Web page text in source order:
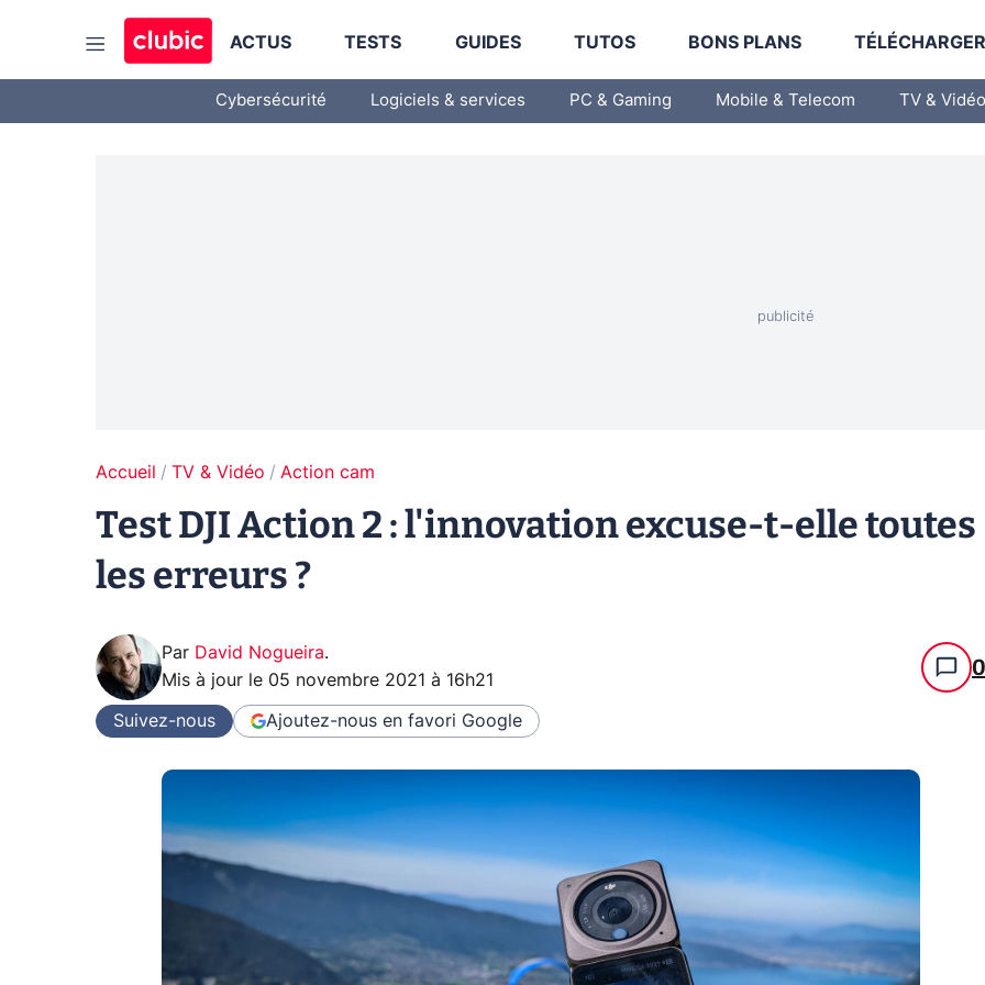
ACTUS TESTS GUIDES TUTOS BONS PLANS
Cybersécurité Logiciels & services PC & Gaming Mobile & Telecom TV & Vidéo
Accueil TV & Vidéo Action cam
Test DJI Action 2 : l'innovation excuse-t-elle toutes
les erreurs ?
Par David Nogueira.
Mis à jour le 05 novembre 2021 à 16h21 0
Suivez-nous Ajoutez-nous en favori Google